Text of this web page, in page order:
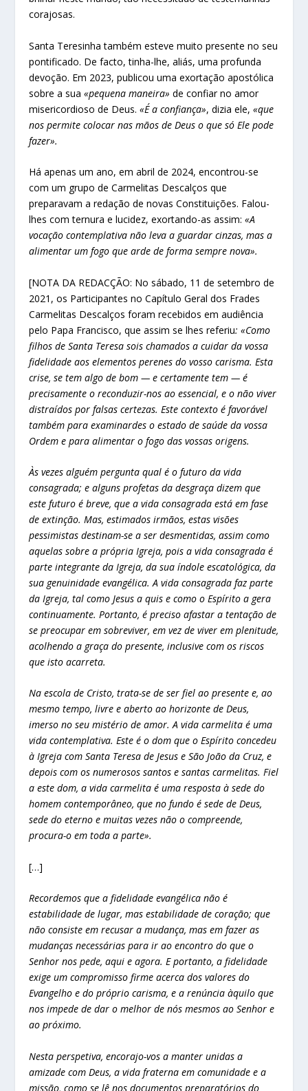
corajosas.
Santa Teresinha também esteve muito presente no seu
pontificado. De facto, tinha-lhe, aliás, uma profunda
devoção. Em 2023, publicou uma exortação apostólica
sobre a sua«pequena maneira» de confiar no amor
misericordioso de Deus.«É a confiança», dizia ele,«que
nos permite colocar nas mãos de Deus o que só Ele pode
fazer».
Há apenas um ano, em abril de 2024, encontrou-se
com um grupo de Carmelitas Descalços que
preparavam a redação de novas Constituições. Falou-
lhes com ternura e lucidez, exortando-as assim:«A
vocação contemplativa não leva a guardar cinzas, mas a
alimentar um fogo que arde de forma sempre nova».
[NOTA DA REDACÇÃO: No sábado, 11 de setembro de
2021, os Participantes no Capítulo Geral dos Frades
Carmelitas Descalços foram recebidos em audiência
pelo Papa Francisco, que assim se lhes referiu: «Como
filhos de Santa Teresa sois chamados a cuidar da vossa
fidelidade aos elementos perenes do vosso carisma. Esta
crise, se tem algo de bom — e certamente tem — é
precisamente o reconduzir-nos ao essencial, e o não viver
distraídos por falsas certezas. Este contexto é favorável
também para examinardes o estado de saúde da vossa
Ordem e para alimentar o fogo das vossas origens.
Às vezes alguém pergunta qual é o futuro da vida
consagrada; e alguns profetas da desgraça dizem que
este futuro é breve, que a vida consagrada está em fase
de extinção. Mas, estimados irmãos, estas visões
pessimistas destinam-se a ser desmentidas, assim como
aquelas sobre a própria Igreja, pois a vida consagrada é
parte integrante da Igreja, da sua índole escatológica, da
sua genuinidade evangélica. A vida consagrada faz parte
da Igreja, tal como Jesus a quis e como o Espírito a gera
continuamente. Portanto, é preciso afastar a tentação de
se preocupar em sobreviver, em vez de viver em plenitude,
acolhendo a graça do presente, inclusive com os riscos
que isto acarreta.
Na escola de Cristo, trata-se de ser fiel ao presente e, ao
mesmo tempo, livre e aberto ao horizonte de Deus,
imerso no seu mistério de amor. A vida carmelita é uma
vida contemplativa. Este é o dom que o Espírito concedeu
à Igreja com Santa Teresa de Jesus e São João da Cruz, e
depois com os numerosos santos e santas carmelitas. Fiel
a este dom, a vida carmelita é uma resposta à sede do
homem contemporâneo, que no fundo é sede de Deus,
sede do eterno e muitas vezes não o compreende,
procura-o em toda a parte».
[…]
Recordemos que a fidelidade evangélica não é
estabilidade de lugar, mas estabilidade de coração; que
não consiste em recusar a mudança, mas em fazer as
mudanças necessárias para ir ao encontro do que o
Senhor nos pede, aqui e agora. E portanto, a fidelidade
exige um compromisso firme acerca dos valores do
Evangelho e do próprio carisma, e a renúncia àquilo que
nos impede de dar o melhor de nós mesmos ao Senhor e
ao próximo.
Nesta perspetiva, encorajo-vos a manter unidas a
amizade com Deus, a vida fraterna em comunidade e a
missão, como se lê nos documentos preparatórios do